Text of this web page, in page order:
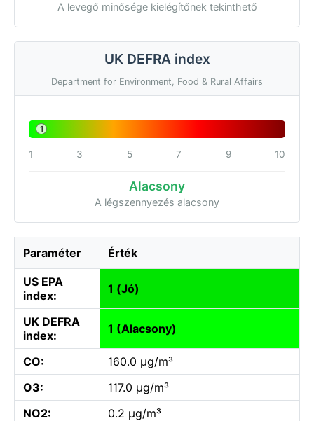
A levegő minősége kielégítőnek tekinthető
UK DEFRA index
Department for Environment, Food & Rural Affairs
1
1 3 5 7 9 10
Alacsony
A légszennyezés alacsony
Paraméter Érték
US EPA
index:
1 (Jó)
UK DEFRA
index:
1 (Alacsony)
CO:
160.0 µg/m³
O3:
117.0 µg/m³
NO2:
0.2 µg/m³